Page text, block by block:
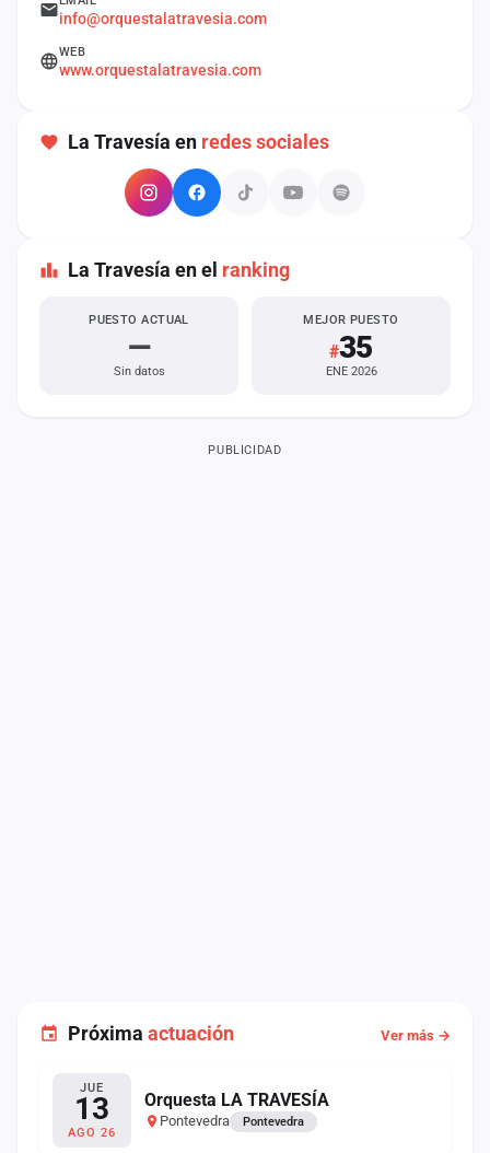
Próxima actuación Ver más →
JUE
13
AGO 26
Orquesta LA TRAVESÍA
Pontevedra Pontevedra
info@orquestalatravesia.com
WEB
www.orquestalatravesia.com
La Travesía en redes sociales
La Travesía en el ranking
PUESTO ACTUAL
—
Sin datos
MEJOR PUESTO
#35
ENE 2026
PUBLICIDAD
cuenta
Administración